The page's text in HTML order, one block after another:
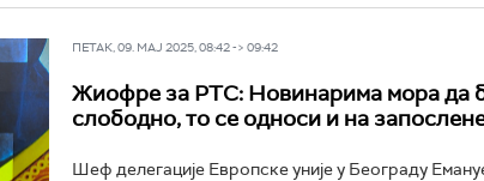
ПЕТАК, 09. МАЈ 2025, 08:42 -> 09:42
Жиофре за РТС: Новинарима мора да
слободно, то се односи и на
Шеф делегације Европске уније у Београду